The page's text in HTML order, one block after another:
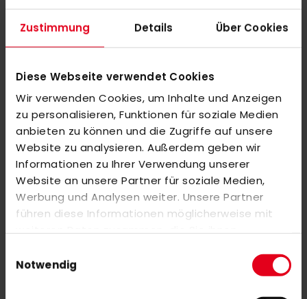
Zustimmung Details Über Cookies
Diese Webseite verwendet Cookies
Wir verwenden Cookies, um Inhalte und Anzeigen
zu personalisieren, Funktionen für soziale Medien
anbieten zu können und die Zugriffe auf unsere
Website zu analysieren. Außerdem geben wir
Informationen zu Ihrer Verwendung unserer
Website an unsere Partner für soziale Medien,
Werbung und Analysen weiter. Unsere Partner
führen diese Informationen möglicherweise mit
weiteren Daten zusammen, die Sie ihnen
Nutzung der Dienste gesammelt haben.
Notwendig
MEHR INFORMATIONEN
BEWERTUNGEN
ÄHNLICHE PRODUKTE
Markieren Sie die Artikel, um Sie dem Warenkorb hinzuzufügen
oderAlle auswählen
Asics GEL-PEAKE Women Mint
40,00 €
100,00 €
MALIK XB 2 Composite 21/22 Outdoor